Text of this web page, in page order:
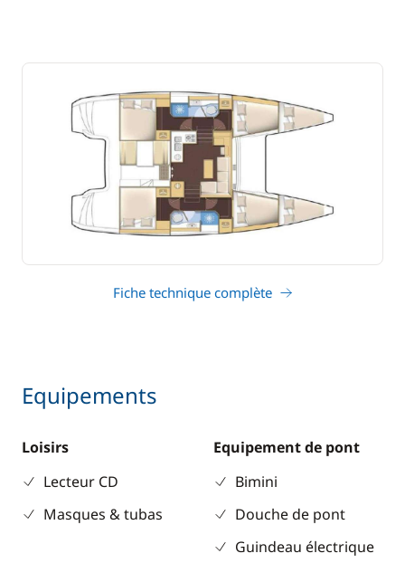
Fiche technique complète
Equipements
Loisirs
Lecteur CD
Masques & tubas
Equipement de pont
Bimini
Douche de pont
Guindeau électrique